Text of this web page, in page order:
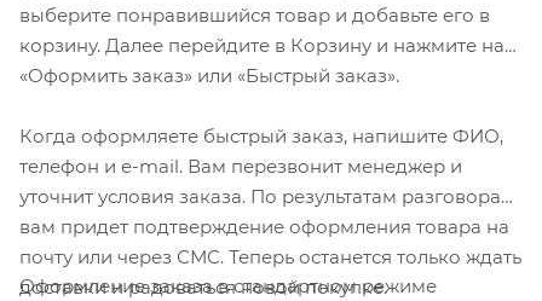
выберите понравившийся товар и добавьте его в
корзину. Далее перейдите в Корзину и нажмите на
«Оформить заказ» или «Быстрый заказ».
Когда оформляете быстрый заказ, напишите ФИО,
телефон и e-mail. Вам перезвонит менеджер и
уточнит условия заказа. По результатам разговора
вам придет подтверждение оформления товара на
почту или через СМС. Теперь останется только ждать
доставки и радоваться новой покупке.
Оформление заказа в стандартном режиме